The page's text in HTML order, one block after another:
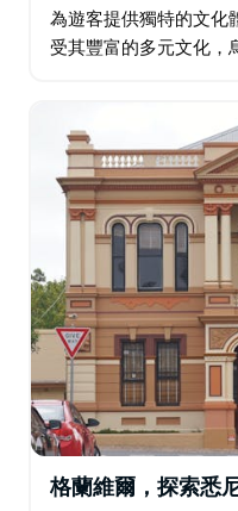
為遊客提供獨特的文化
受其豐富的多元文化，
得到充分體現，教堂
格蘭維爾，探索悉